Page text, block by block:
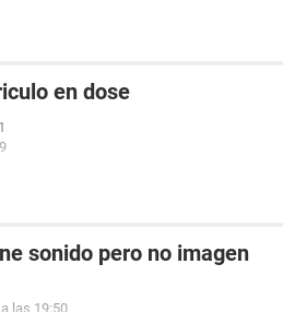
en dose
sonido pero no imagen
las 19:50